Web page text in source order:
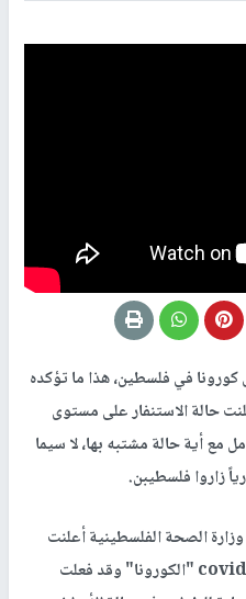
كورونا في فلسطين، هذا ما تؤكده
حالة الاستنفار على مستوى
مع أية حالة مشتبه بها، لا سيما
زاروا فلسطيبن.
الصحة الفلسطينية أعلنت
حالة الطوارئ للتصدي لفيروس covid-19 "الكورونا" وقد فعلت